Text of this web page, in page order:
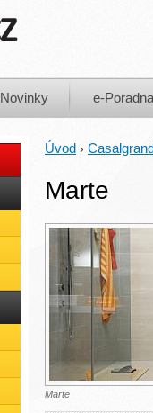
Novinky e-Poradna
Úvod ›
Marte
Marte